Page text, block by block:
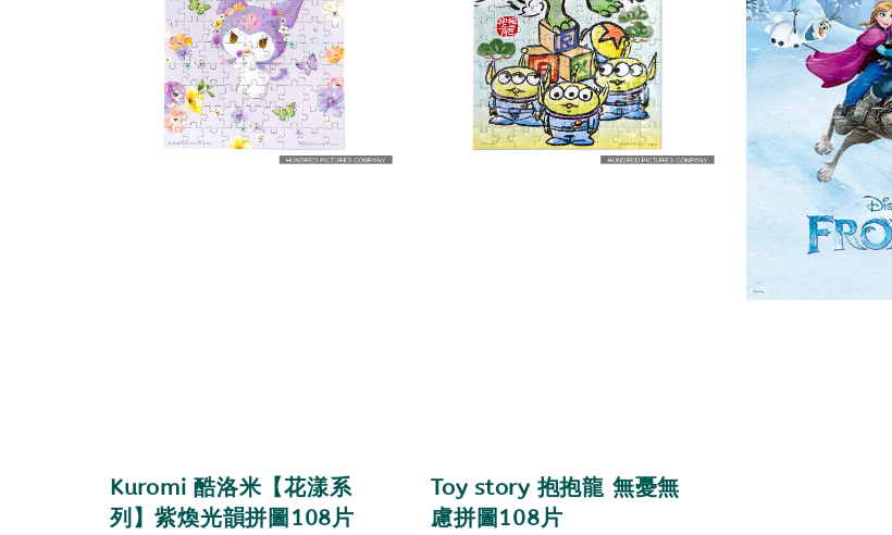
Kuromi 酷洛米【花漾系
列】紫煥光韻拼圖108片
Toy story 抱抱龍 無憂無
慮拼圖108片